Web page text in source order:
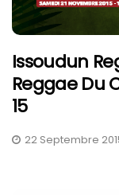
Issoudun
Reggae Du
15
22 Septembre